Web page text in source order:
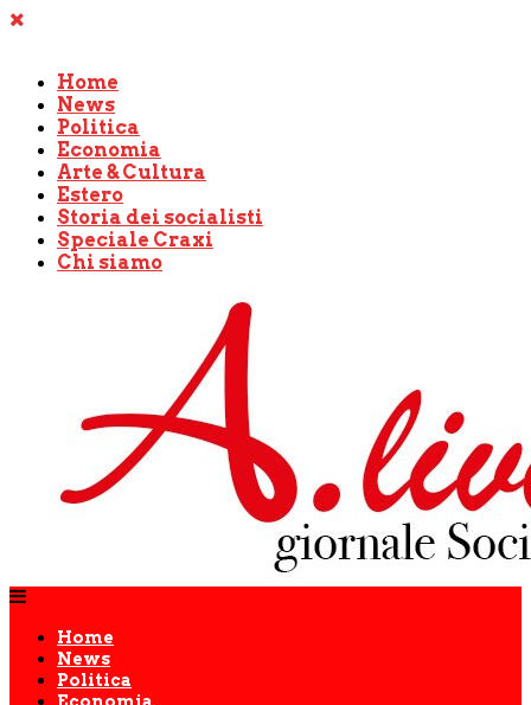
Home
News
Politica
Economia
Arte & Cultura
Estero
Storia dei socialisti
Speciale Craxi
Chi siamo
Home
News
Politica